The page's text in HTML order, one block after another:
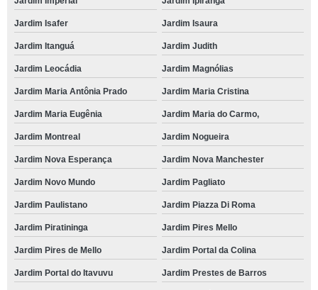
Jardim Isafer Jardim Isaura
Jardim Itanguá Jardim Judith
Jardim Leocádia Jardim Magnólias
Jardim Maria Antônia Prado Jardim Maria Cristina
Jardim Maria Eugênia Jardim Maria do Carmo,
Jardim Montreal Jardim Nogueira
Jardim Nova Esperança Jardim Nova Manchester
Jardim Novo Mundo Jardim Pagliato
Jardim Paulistano Jardim Piazza Di Roma
Jardim Piratininga Jardim Pires Mello
Jardim Pires de Mello Jardim Portal da Colina
Jardim Portal do Itavuvu Jardim Prestes de Barros